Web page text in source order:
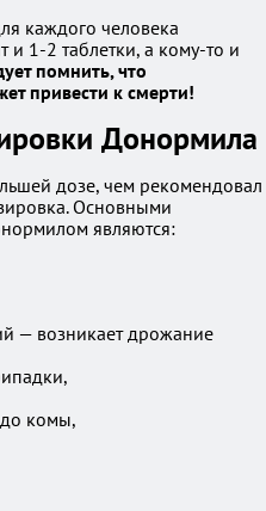
каждого человека
и 1-2 таблетки, а кому-то и
помнить, что
привести к смерти!
Донормила
дозе, чем рекомендовал
Основными
являются:
— возникает дрожание
до комы,